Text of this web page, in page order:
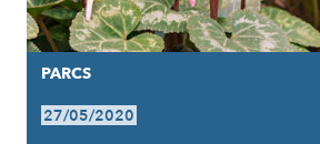
PARCS
27/05/2020